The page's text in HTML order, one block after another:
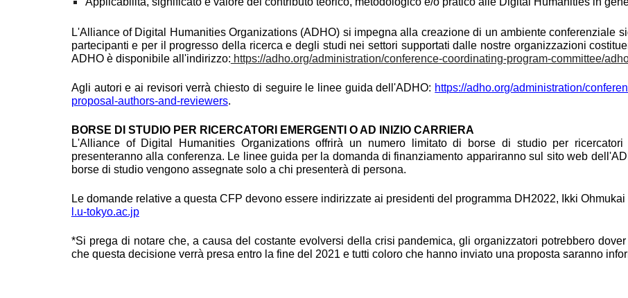
L'Alliance of Digital Humanities Organizations (ADHO) si impegna alla creazione di un ambiente conferenziale
partecipanti e per il progresso della ricerca e degli studi nei settori supportati dalle nostre organizzazioni
ADHO è disponibile all'indirizzo: https://adho.org/administration/conference-coordinating-program-committee/
Agli autori e ai revisori verrà chiesto di seguire le linee guida dell'ADHO: https://adho.org/administration/
proposal-authors-and-reviewers.
BORSE DI STUDIO PER RICERCATORI EMERGENTI O AD INIZIO CARRIERA
L'Alliance of Digital Humanities Organizations offrirà un numero limitato di borse di studio per
presenteranno alla conferenza. Le linee guida per la domanda di finanziamento appariranno sul sito web
borse di studio vengono assegnate solo a chi presenterà di persona.
Le domande relative a questa CFP devono essere indirizzate ai presidenti del programma DH2022, Ikki
l.u-tokyo.ac.jp
*Si prega di notare che, a causa del costante evolversi della crisi pandemica, gli organizzatori potrebbero
che questa decisione verrà presa entro la fine del 2021 e tutti coloro che hanno inviato una proposta saranno